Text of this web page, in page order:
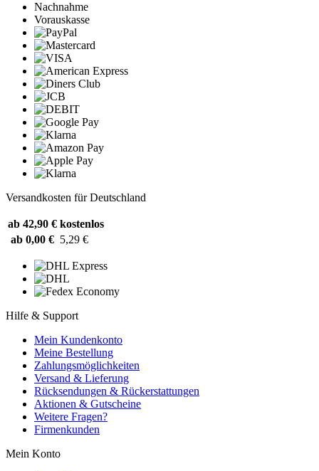
Nachnahme
Vorauskasse
Versandkosten für Deutschland
ab 42,90 € kostenlos
ab 0,00 € 5,29 €
Hilfe & Support
Mein Kundenkonto
Meine Bestellung
Zahlungsmöglichkeiten
Versand & Lieferung
Rücksendungen & Rückerstattungen
Aktionen & Gutscheine
Weitere Fragen?
Firmenkunden
Mein Konto